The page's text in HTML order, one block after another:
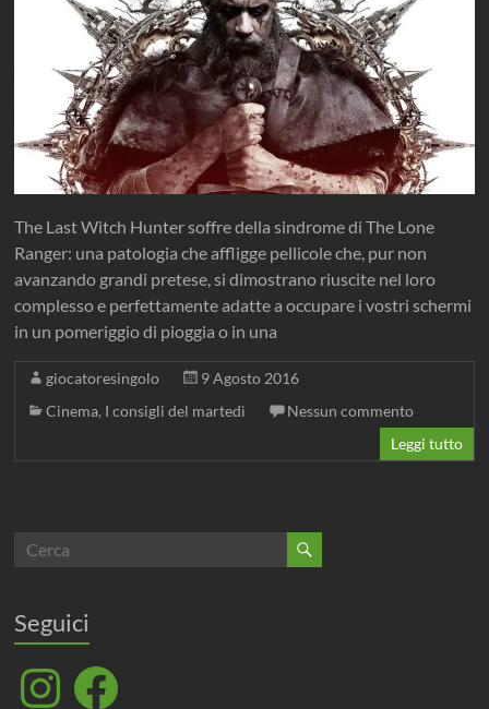
The Last Witch Hunter soffre della sindrome di The Lone
Ranger: una patologia che affligge pellicole che, pur non
avanzando grandi pretese, si dimostrano riuscite nel loro
complesso e perfettamente adatte a occupare i vostri schermi
in un pomeriggio di pioggia o in una
giocatoresingolo
9 Agosto 2016
Cinema, I consigli del martedì
Nessun commento
Leggi tutto
Seguici
InstagramFacebook